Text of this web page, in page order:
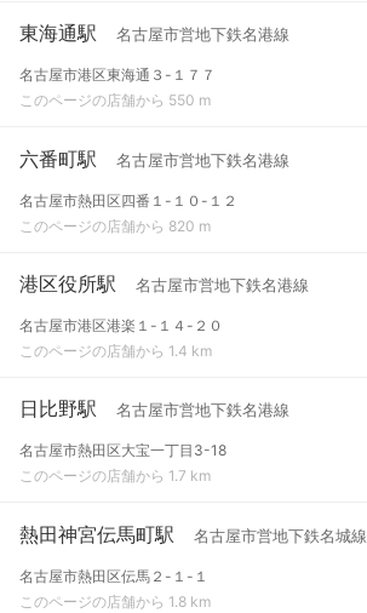
東海通駅 名古屋市営地下鉄名港線
名古屋市港区東海通３-１７７
このページの店舗から 550 m
六番町駅 名古屋市営地下鉄名港線
名古屋市熱田区四番１-１０-１２
このページの店舗から 820 m
港区役所駅 名古屋市営地下鉄名港線
名古屋市港区港楽１-１４-２０
このページの店舗から 1.4 km
日比野駅 名古屋市営地下鉄名港線
名古屋市熱田区大宝一丁目3-18
このページの店舗から 1.7 km
熱田神宮伝馬町駅 名古屋市営地下鉄名城線
名古屋市熱田区伝馬２-１-１
このページの店舗から 1.8 km